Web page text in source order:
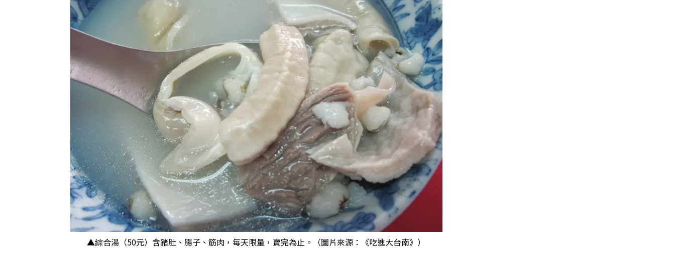
▲綜合湯（50元）含豬肚、腸子、筋肉，每天限量，賣完為止。（圖片來源：《吃進大台南》）